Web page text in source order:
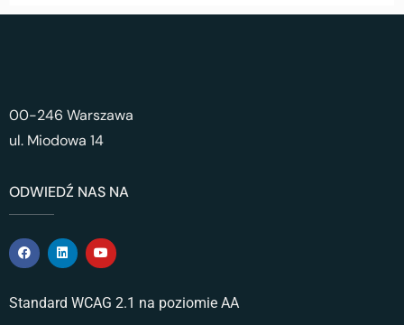
00-246 Warszawa
ul. Miodowa 14
ODWIEDŹ NAS NA
Standard WCAG 2.1 na poziomie AA